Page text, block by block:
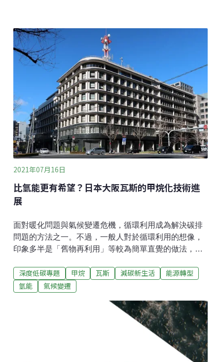
2021年07月16日
比氫能更有希望？日本大阪瓦斯的甲烷化技術進
展
面對暖化問題與氣候變遷危機，循環利用成為解決碳排
問題的方法之一。不過，一般人對於循環利用的想像，
印象多半是「舊物再利用」等較為簡單直覺的做法，而
中和相關技術的一場賽跑。2021年1月末，大阪瓦斯發
表了高效率「甲烷化」（methanation）技術的最新進
是把瓦斯燃燒後的碳排（CO2），和水分子裡的氫（Ｈ
2），經過電解與甲烷化後，變成甲烷（CH4），再次成
深度低碳專題 甲烷 瓦斯 減碳新生活
能源轉型
氫能
氣候變遷